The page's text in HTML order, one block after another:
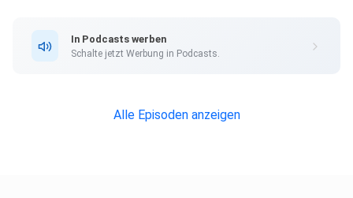
In Podcasts werben
Schalte jetzt Werbung in Podcasts.
Alle Episoden anzeigen